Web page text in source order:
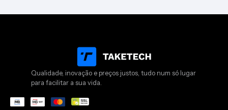
Qualidade, inovação e preços justos, tudo num só lugar
para facilitar a sua vida.